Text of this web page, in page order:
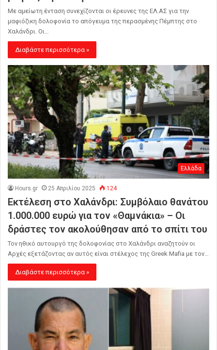
Με αμείωτη ένταση συνεχίζονται οι έρευνες της ΕΛ.ΑΣ για την
μαφιόζικη δολοφονία το απόγευμα της περασμένης Πέμπτης στο
Χαλάνδρι. Οι…
Διαβάστε περισσότερα »
Ελλάδα
Hours.gr 25 Απριλίου 2025 124
Εκτέλεση στο Χαλάνδρι: Συμβόλαιο θανάτου
1.000.000 ευρώ για τον «Θαμνάκια» – Οι
δράστες τον ακολούθησαν από το σπίτι του
Τον ηθικό αυτουργό της δολοφονίας στο Χαλάνδρι αναζητούν οι
Αρχές εξετάζοντας αν αυτός είναι στέλεχος της Greek Mafia με τον…
Διαβάστε περισσότερα »